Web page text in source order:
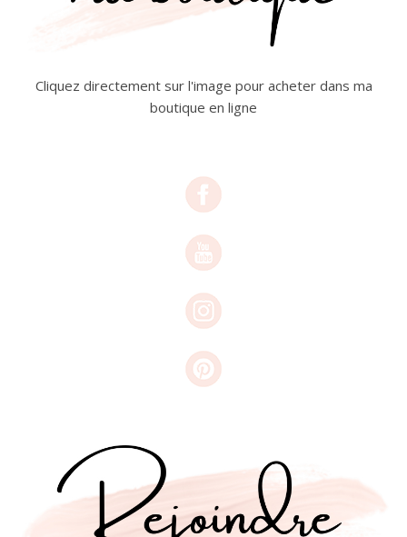
Cliquez directement sur l'image pour acheter dans ma
boutique en ligne